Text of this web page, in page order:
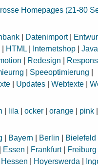
Homepages (21-80
Datenimport|
HTML| Internetshop |
Redesign
Speeoptimierung
Updates |Webtexte |
lila |ocker |orange pink
Bayern Berlin Bielefeld
Essen Frankfurt| Freiburg
Hessen Hoyerswerda